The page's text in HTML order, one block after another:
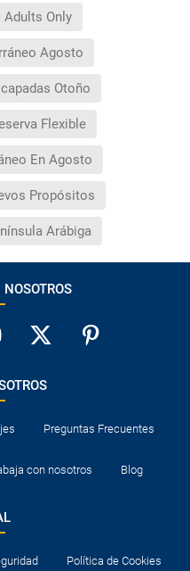
Adults Only
Agosto
Otoño
Flexible
En Agosto
Propósitos
Arábiga
Preguntas Frecuentes
con nosotros Blog
Política de Cookies